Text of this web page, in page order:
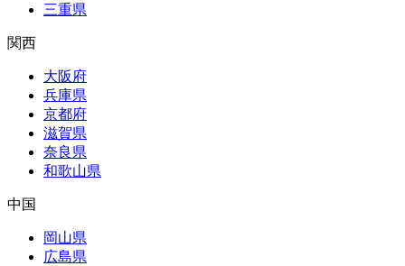
三重県
関西
大阪府
兵庫県
京都府
滋賀県
奈良県
和歌山県
中国
岡山県
広島県